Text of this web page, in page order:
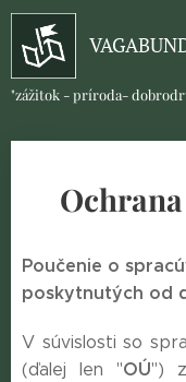
"zážitok - príroda-
Poučenie o
poskytnutých od
V súvislosti so
(ďalej len "OÚ")